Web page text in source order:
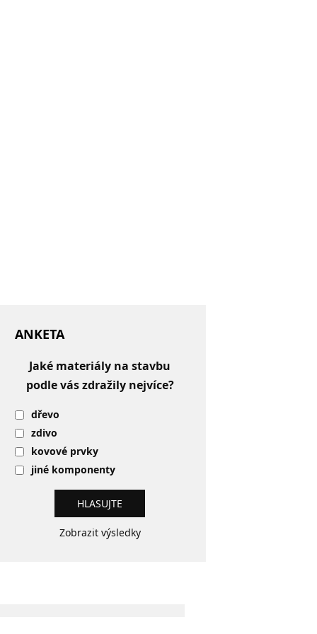
ANKETA
Jaké materiály na stavbu
podle vás zdražily nejvíce?
dřevo
zdivo
kovové prvky
jiné komponenty
Zobrazit výsledky